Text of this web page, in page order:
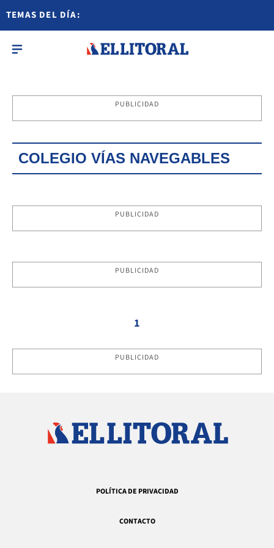
TEMAS DEL DÍA:
PUBLICIDAD
COLEGIO VÍAS NAVEGABLES
PUBLICIDAD
PUBLICIDAD
1
PUBLICIDAD
POLÍTICA DE PRIVACIDAD
CONTACTO